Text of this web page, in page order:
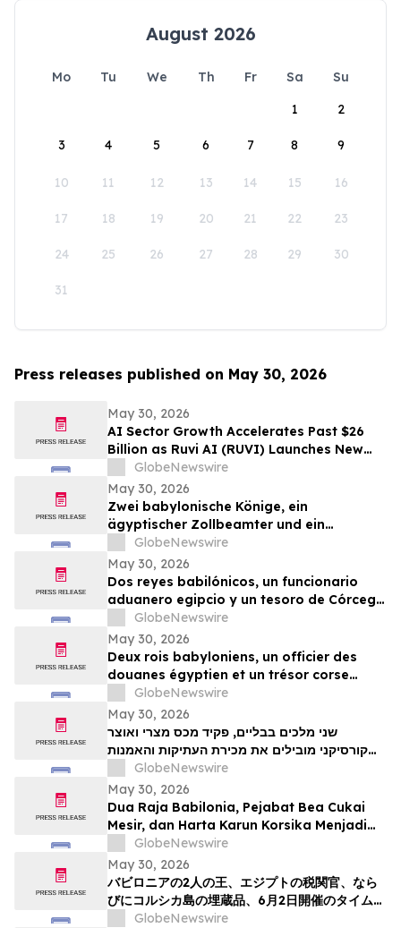
August 2026
Mo Tu We Th Fr Sa
Su
1
2
3 4 5 6 7 8 9
10 11 12 13 14 15 16
17 18 19 20 21 22 23
24 25 26 27 28 29 30
31
Press releases published on May 30, 2026
May 30, 2026
AI Sector Growth Accelerates Past $26
Billion as Ruvi AI (RUVI) Launches New
Features, Proprietary Models, and
Ecosystem Upgrades
GlobeNewswire
May 30, 2026
Zwei babylonische Könige, ein
ägyptischer Zollbeamter und ein
korsischer Schatz zählen zu den
Highlights der TimeLine-Auktion für
Antiquitäten und antike Kunst am 2. Juni
GlobeNewswire
May 30, 2026
Dos reyes babilónicos, un funcionario
aduanero egipcio y un tesoro de Córcega
lideran la subasta de Antigüedades y
Arte Antiguo de TimeLine del 2 de junio
GlobeNewswire
May 30, 2026
Deux rois babyloniens, un officier des
douanes égyptien et un trésor corse
figurent parmi les pièces maîtresses de la
vente aux enchères d’antiquités et d’art
ancien de TimeLine, organisée le 2 juin
GlobeNewswire
May 30, 2026
שני מלכים בבליים, פקיד מכס מצרי ואוצר
קורסיקני מובילים את מכירת העתיקות והאמנות
GlobeNewswire
May 30, 2026
Dua Raja Babilonia, Pejabat Bea Cukai
Mesir, dan Harta Karun Korsika Menjadi
Sorotan dalam Lelang Barang Antik &
Seni Kuno TimeLine pada 2 Juni
GlobeNewswire
May 30, 2026
バビロニアの2人の王、エジプトの税関官、なら
びにコルシカ島の埋蔵品、6月2日開催のタイムラ
インによる骨董品・古代美術オークションの目玉
GlobeNewswire